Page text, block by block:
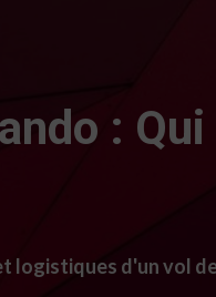
:
logistiques d'un vol